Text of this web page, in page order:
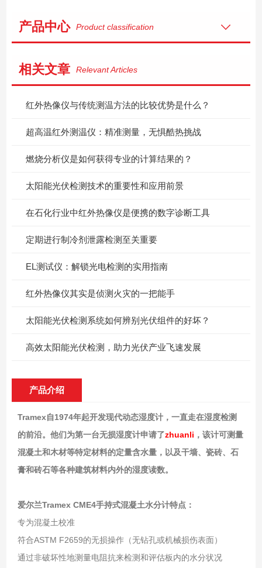
产品中心 Product classification
相关文章 Relevant Articles
红外热像仪与传统测温方法的比较优势是什么？
超高温红外测温仪：精准测量，无惧酷热挑战
燃烧分析仪是如何获得专业的计算结果的？
太阳能光伏检测技术的重要性和应用前景
在石化行业中红外热像仪是便携的数字诊断工具
定期进行制冷剂泄露检测至关重要
EL测试仪：解锁光电检测的实用指南
红外热像仪其实是侦测火灾的一把能手
太阳能光伏检测系统如何辨别光伏组件的好坏？
高效太阳能光伏检测，助力光伏产业飞速发展
产品介绍
Tramex自1974年起开发现代动态湿度计，一直走在湿度检测
的前沿。他们为第一台无损湿度计申请了zhuanli ，该计可测量
混凝土和木材等特定材料的定量含水量，以及干墙、瓷砖、石
膏和砖石等各种建筑材料内外的湿度读数。
爱尔兰Tramex CME4手持式混凝土水分计特点：
专为混凝土校准
符合ASTM F2659的无损操作（无钻孔或机械损伤表面）
通过非破坏性地测量电阻抗来检测和评估板内的水分状况